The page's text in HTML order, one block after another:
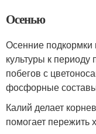
Осенью
Осенние подкормки
культуры к
побегов с
фосфорные
Калий делает
помогает пережить